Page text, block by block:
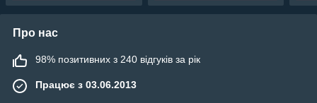
Про нас
98% позитивних з 240 відгуків за рік
Працює з 03.06.2013